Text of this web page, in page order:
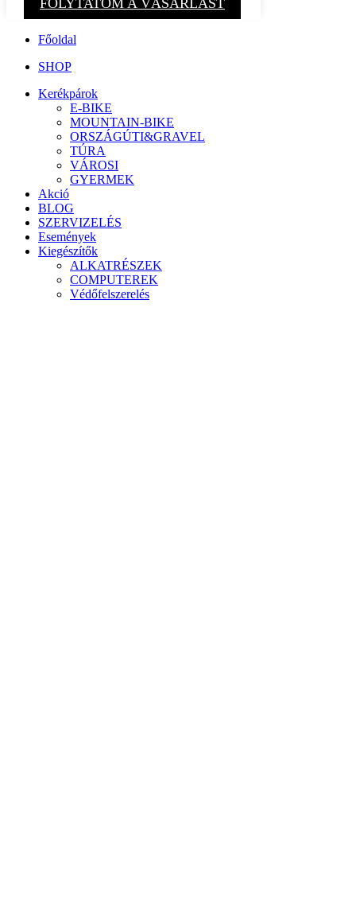
Főoldal
SHOP
Kerékpárok
E-BIKE
MOUNTAIN-BIKE
ORSZÁGÚTI&GRAVEL
TÚRA
VÁROSI
GYERMEK
Akció
BLOG
SZERVIZELÉS
Események
Kiegészítők
ALKATRÉSZEK
COMPUTEREK
Védőfelszerelés